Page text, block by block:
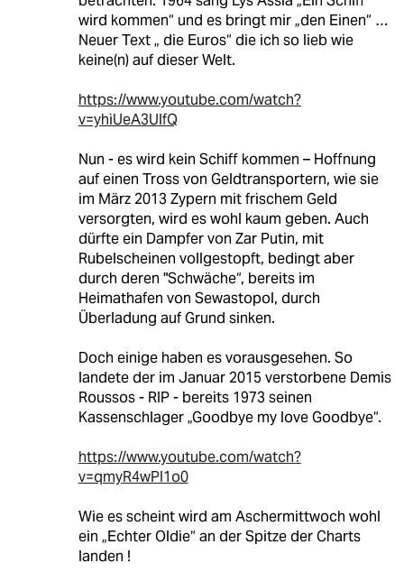
wird kommen“ und es bringt mir „den Einen“ …
Neuer Text „ die Euros“ die ich so lieb wie
keine(n) auf dieser Welt.
https://www.youtube.com/watch?
v=yhiUeA3UlfQ
Nun - es wird kein Schiff kommen – Hoffnung
auf einen Tross von Geldtransportern, wie sie
im März 2013 Zypern mit frischem Geld
versorgten, wird es wohl kaum geben. Auch
dürfte ein Dampfer von Zar Putin, mit
Rubelscheinen vollgestopft, bedingt aber
durch deren "Schwäche“, bereits im
Heimathafen von Sewastopol, durch
Überladung auf Grund sinken.
Doch einige haben es vorausgesehen. So
landete der im Januar 2015 verstorbene Demis
Roussos - RIP - bereits 1973 seinen
Kassenschlager „Goodbye my love Goodbye“.
https://www.youtube.com/watch?
v=qmyR4wPI1o0
Wie es scheint wird am Aschermittwoch wohl
ein „Echter Oldie“ an der Spitze der Charts
landen !